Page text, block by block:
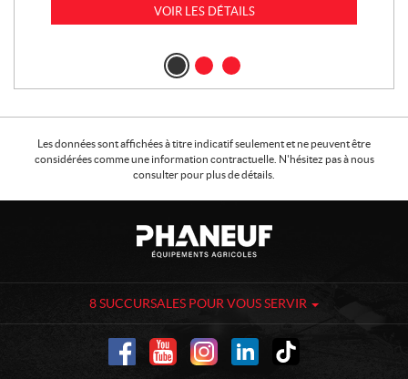
VOIR LES DÉTAILS
Les données sont affichées à titre indicatif seulement et ne peuvent être
considérées comme une information contractuelle. N'hésitez pas à nous
consulter pour plus de détails.
t
c
n
u
8 SUCCURSALES POUR VOUS SERVIR